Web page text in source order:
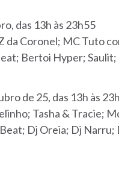
das 13h às 23h55
da Coronel; MC Tuto
Bertoi Hyper;
de 25, das 13h às
Tasha & Tracie;
Dj Oreia; Dj Narru;